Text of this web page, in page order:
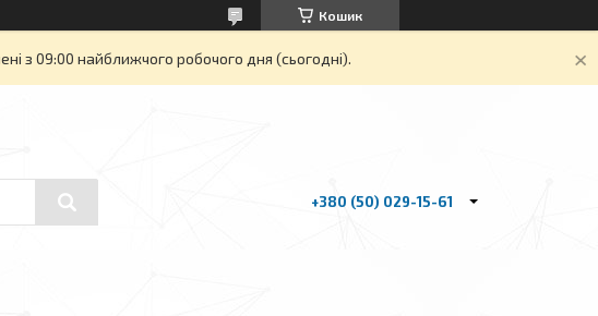
Кошик
з 09:00 найближчого робочого дня (сьогодні).
+380 (50) 029-15-61